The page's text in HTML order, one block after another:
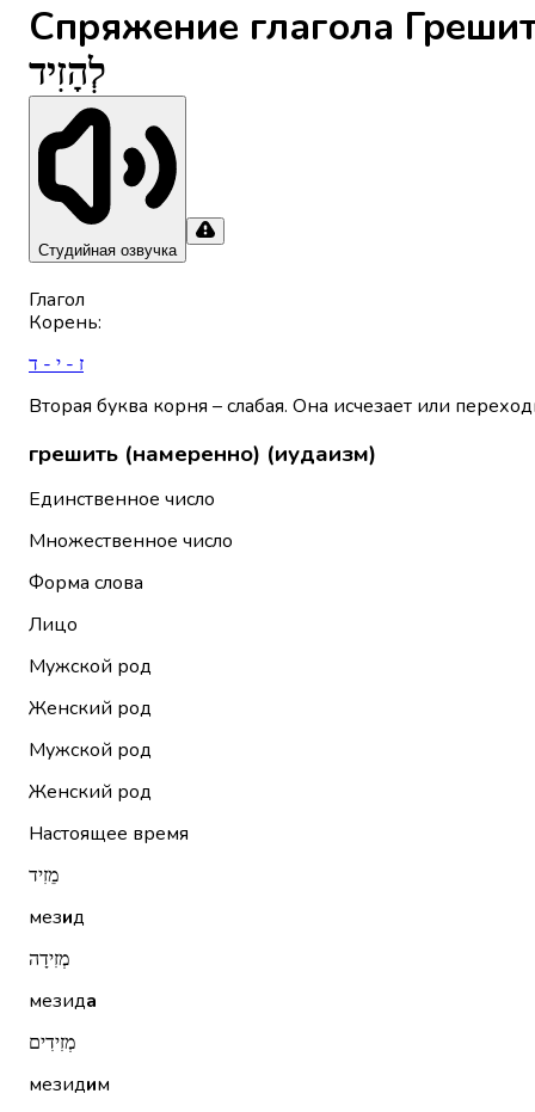
Спряжениe глагола
לְהָזִיד
Студийная озвучка
Глагол
Корень:
ז - י - ד
Вторая буква корня – слабая. Она исчезает или
грешить (намеренно) (иудаизм)
Единственное число
Множественное число
Форма слова
Лицо
Мужской род
Женский род
Мужской род
Женский род
Настоящее время
מֵזִיד
мезид
מְזִידָה
мезида
מְזִידִים
мезидим